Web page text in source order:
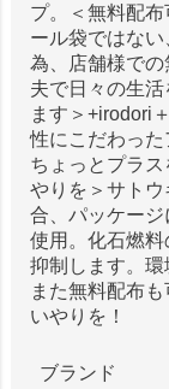
プ。＜無料配
ール袋ではな
為、店舗様で
夫で日々の生
ます＞+irodori
性にこだわっ
ちょっとプラ
やりを＞サト
合、パッケー
使用。化石燃
抑制します。環
また無料配布
いやりを！
ブランド